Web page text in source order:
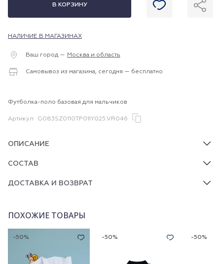
В КОРЗИНУ
НАЛИЧИЕ В МАГАЗИНАХ
Ваш город — Москва и область
Самовывоз из магазина, сегодня — бесплатно
Футболка-поло базовая для мальчиков
Артикул G083SZ0110TP01IY025.VR046
ОПИСАНИЕ
СОСТАВ
ДОСТАВКА И ВОЗВРАТ
ПОХОЖИЕ ТОВАРЫ
-50% -50% -50%